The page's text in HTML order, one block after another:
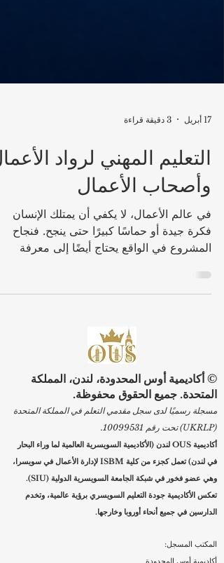
17 أبريل
التعليم المهني لرواد
وأصحاب الأعمال
في عالم الأعمال، لا يكفي أن يمتلك الإنسان
المشروع في الواقع يحتاج أيضًا إلى معرفة
عملية، وقرارات مدروسة، وقدرة مستمرة
المهني عنصرًا مهمًا جدًا لرواد الأعمال
الأعمال، خاصة في مرحلة تتغير فيها الأسواق
بسرعة وتتبدل فيها احتياجات العملاء وأساليب
العمل بشكل مستمر. كثير من الناس يربطون
التعليم بمرحلة الدراسة الأولى فقط، لكن
أن التعلم الحقيقي في مجال الأعمال لا يتوقف
عند سن معينة
© أكاديمية أوس المحدودة، لندن، المملكة
المتحدة. جميع الحقوق محفوظة.
مسجلة رسميًا لدى سجل مقدمي التعلم في المملكة المتحدة
(UKRLP) تحت رقم
10099531
.
أكاديمية OUS لندن (الأكاديمية السويسرية العالمية لما وراء البحار
في لندن) تعمل كجزء من كلية ISBM لإدارة الأعمال في سويسرا،
الدارسين في جميع أنحاء أوروبا وخارجها.